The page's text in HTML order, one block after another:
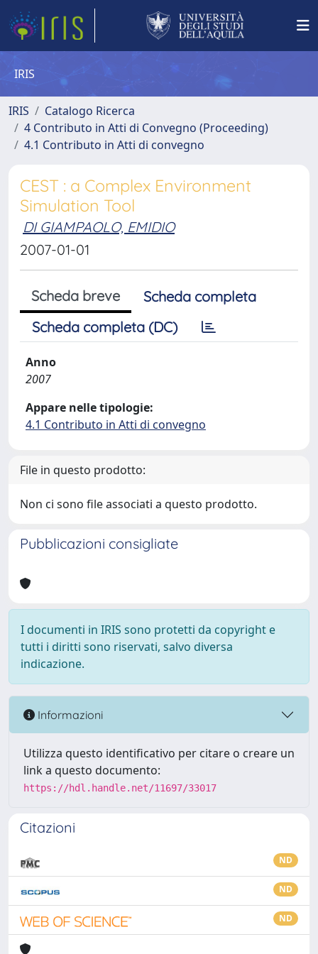
IRIS
IRIS
Catalogo Ricerca
4 Contributo in Atti di Convegno (Proceeding)
4.1 Contributo in Atti di convegno
CEST : a Complex Environment
Simulation Tool
DI GIAMPAOLO, EMIDIO
2007-01-01
Scheda breve
Scheda completa
Scheda completa (DC)
Anno
2007
Appare nelle tipologie:
4.1 Contributo in Atti di convegno
File in questo prodotto:
Non ci sono file associati a questo prodotto.
Pubblicazioni consigliate
I documenti in IRIS sono protetti da copyright e
tutti i diritti sono riservati, salvo diversa
indicazione.
Informazioni
Utilizza questo identificativo per citare o creare un
link a questo documento:
https://hdl.handle.net/11697/33017
Citazioni
ND
ND
ND